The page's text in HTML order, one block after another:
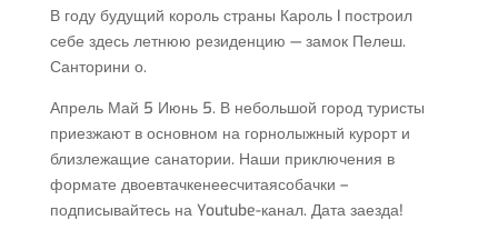
В году будущий король страны Кароль I построил
себе здесь летнюю резиденцию — замок Пелеш.
Санторини о.
Апрель Май 5 Июнь 5. В небольшой город туристы
приезжают в основном на горнолыжный курорт и
близлежащие санатории. Наши приключения в
формате двоевтачкенеесчитаясобачки –
подписывайтесь на Youtube-канал. Дата заезда!